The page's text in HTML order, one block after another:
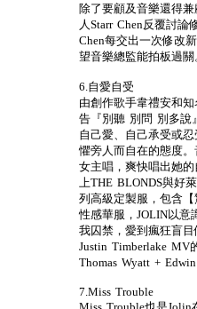
除了要顧及音樂還得
人Starr Chen反覆討論
Chen每交出一次修改
望音樂總監能拍板過關
6.自愛自受
由創作歌手韋禮安和
告『別聽 別問 別多說
自己愛、自己承受或
懼旁人而自在的態度
女主唱，爽快唱出她
上THE BLONDS與好
列高級定製服，包含
性感華服，JOLIN以意
我囚禁，愛到瘋狂盲
Justin Timberlake MV
Thomas Wyatt +
7.Miss Trouble